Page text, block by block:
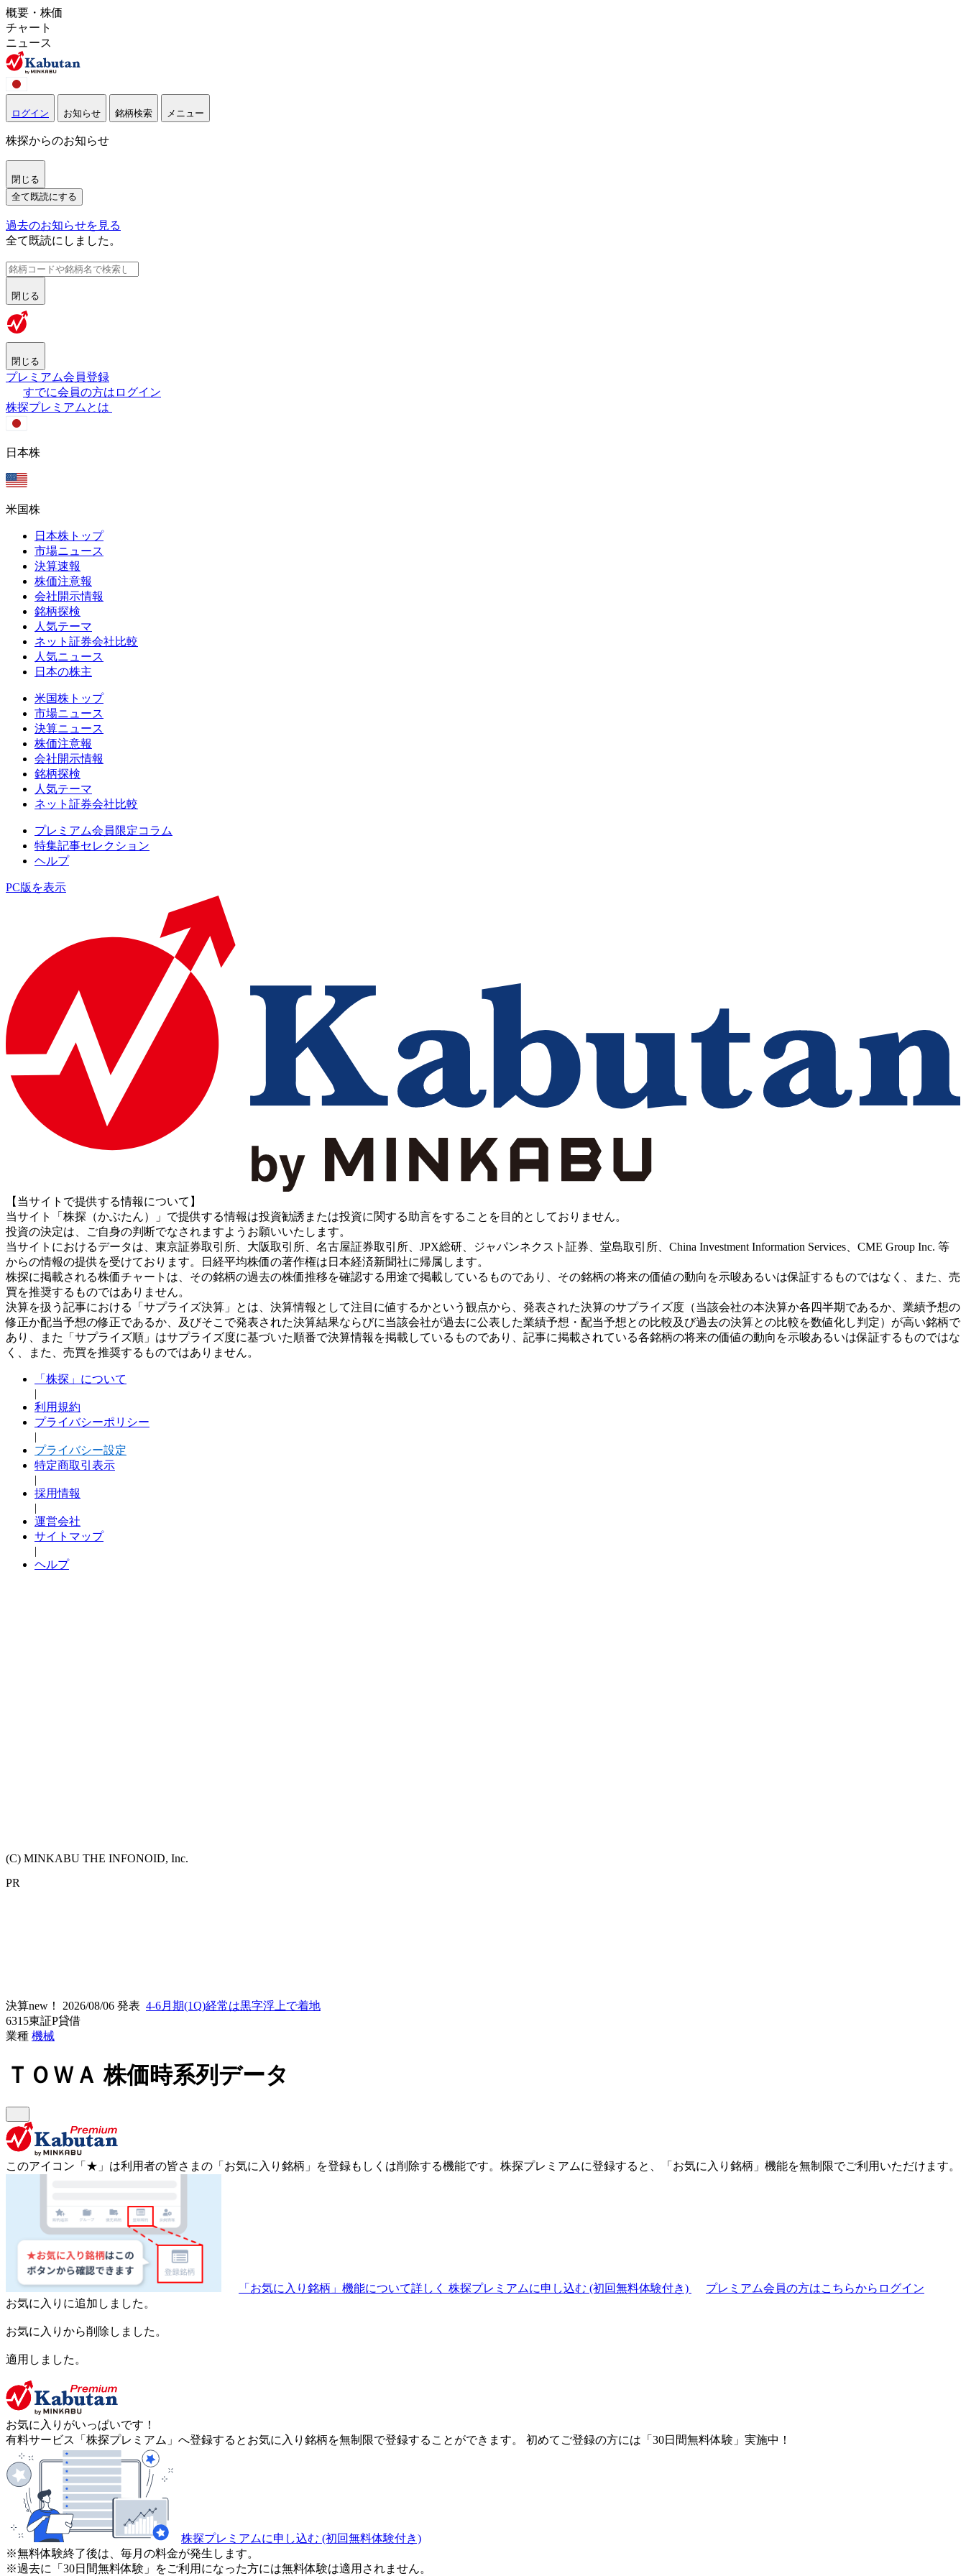
概要・株価
チャート
ニュース
ログイン お知らせ 銘柄検索 メニュー
株探からのお知らせ
閉じる
全て既読にする
過去のお知らせを見る
全て既読にしました。
閉じる
閉じる
プレミアム会員登録
すでに会員の方はログイン
株探プレミアムとは
日本株
米国株
日本株トップ
市場ニュース
決算速報
株価注意報
会社開示情報
銘柄探検
人気テーマ
ネット証券会社比較
人気ニュース
日本の株主
米国株トップ
市場ニュース
決算ニュース
株価注意報
会社開示情報
銘柄探検
人気テーマ
ネット証券会社比較
プレミアム会員限定コラム
特集記事セレクション
ヘルプ
PC版を表示
【当サイトで提供する情報について】
当サイト「株探（かぶたん）」で提供する情報は投資勧誘または投資に関する助言をすることを目的としておりません。
投資の決定は、ご自身の判断でなされますようお願いいたします。
当サイトにおけるデータは、東京証券取引所、大阪取引所、名古屋証券取引所、JPX総研、ジャパンネクスト証券、堂島取引所、China Investment Information Services、CME Group Inc. 等
からの情報の提供を受けております。日経平均株価の著作権は日本経済新聞社に帰属します。
株探に掲載される株価チャートは、その銘柄の過去の株価推移を確認する用途で掲載しているものであり、その銘柄の将来の価値の動向を示唆あるいは保証するものではなく、また、売
買を推奨するものではありません。
決算を扱う記事における「サプライズ決算」とは、決算情報として注目に値するかという観点から、発表された決算のサプライズ度（当該会社の本決算か各四半期であるか、業績予想の
修正か配当予想の修正であるか、及びそこで発表された決算結果ならびに当該会社が過去に公表した業績予想・配当予想との比較及び過去の決算との比較を数値化し判定）が高い銘柄で
あり、また「サプライズ順」はサプライズ度に基づいた順番で決算情報を掲載しているものであり、記事に掲載されている各銘柄の将来の価値の動向を示唆あるいは保証するものではな
く、また、売買を推奨するものではありません。
「株探」について
|
利用規約
プライバシーポリシー
|
プライバシー設定
特定商取引表示
|
採用情報
|
運営会社
サイトマップ
|
ヘルプ
(C) MINKABU THE INFONOID, Inc.
PR
決算new！ 2026/08/06 発表 4-6月期(1Q)経常は黒字浮上で着地
6315東証P貸借
業種 機械
ＴＯＷＡ株価時系列データ
このアイコン 「★」 は利用者の皆さまの 「お気に入り銘柄」を登録もしくは削除する機能です。 株探プレミアムに登録すると、「お気に入り銘柄」機能を無制限でご利用いただけます。
「お気に入り銘柄」機能について詳しく 株探プレミアムに申し込む (初回無料体験付き)
プレミアム会員の方はこちらからログイン
お気に入りに追加しました。
お気に入りから削除しました。
適用しました。
お気に入りがいっぱいです！
有料サービス「株探プレミアム」へ登録するとお気に入り銘柄を無制限で登録することができます。 初めてご登録の方には「30日間無料体験」実施中！
株探プレミアムに申し込む (初回無料体験付き)
※無料体験終了後は、毎月の料金が発生します。
※過去に「30日間無料体験」をご利用になった方には無料体験は適用されません。